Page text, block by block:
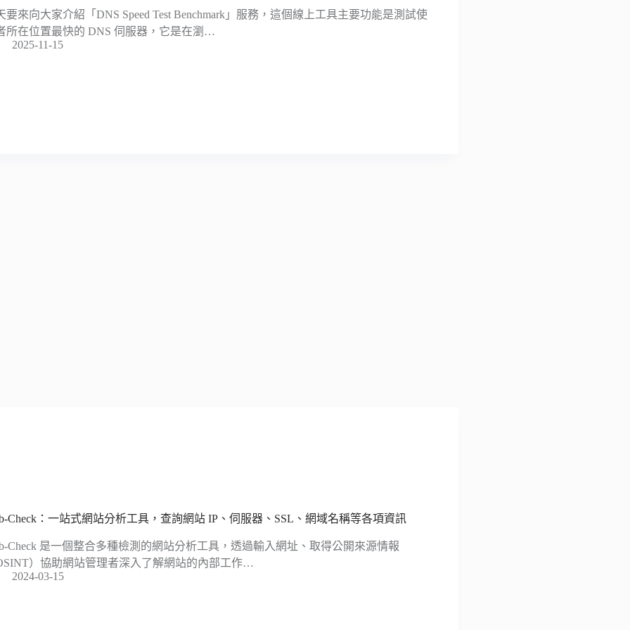
要來向大家介紹「DNS Speed Test Benchmark」服務，這個線上工具主要功能是測試使
所在位置最快的 DNS 伺服器，它是在瀏…
2025-11-15
Check：一站式網站分析工具，查詢網站 IP、伺服器、SSL、網域名稱等各項資訊
Check 是一個整合多種檢測的網站分析工具，透過輸入網址、取得公開來源情報
）協助網站管理者深入了解網站的內部工作…
2024-03-15